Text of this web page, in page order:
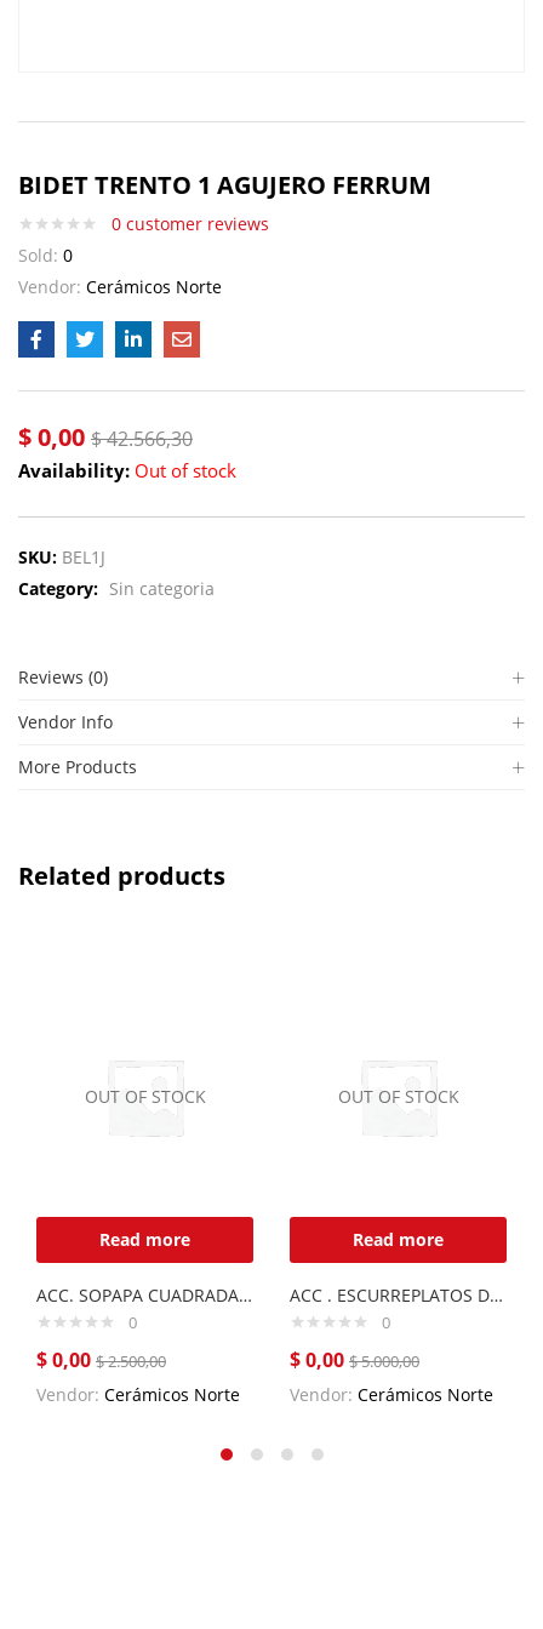
BIDET TRENTO 1 AGUJERO FERRUM
0 customer reviews
Sold: 0
Vendor: Cerámicos Norte
$0,00 $42.566,30
Availability: Out of stock
SKU: BEL1J
Category: Sin categoria
Reviews (0)
Vendor Info
More Products
Related products
OUT OF STOCK
Read more
ACC. SOPAPA CUADRADA C/ANTIRREBALSE
0
$0,00 $2.500,00
Vendor: Cerámicos Norte
OUT OF STOCK
Read more
ACC . ESCURREPLATOS DE ACERO INOX.
0
$0,00 $5.000,00
Vendor: Cerámicos Norte